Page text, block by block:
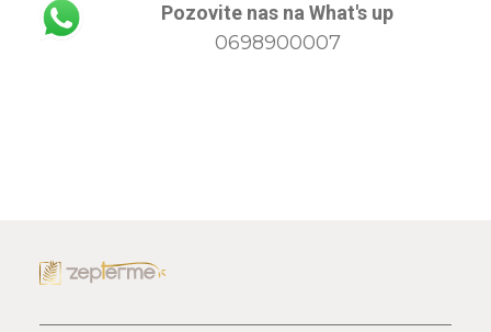
Pozovite nas na What's up
0698900007